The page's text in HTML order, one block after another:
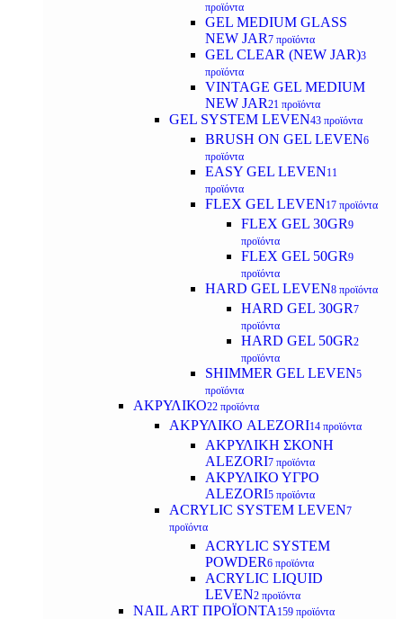
προϊόντα
GEL MEDIUM GLASS
NEW JAR7 προϊόντα
GEL CLEAR (NEW JAR)3
προϊόντα
VINTAGE GEL MEDIUM
NEW JAR21 προϊόντα
GEL SYSTEM LEVEN43 προϊόντα
BRUSH ON GEL LEVEN6
προϊόντα
EASY GEL LEVEN11
προϊόντα
FLEX GEL LEVEN17 προϊόντα
FLEX GEL 30GR9
προϊόντα
FLEX GEL 50GR9
προϊόντα
HARD GEL LEVEN8 προϊόντα
HARD GEL 30GR7
προϊόντα
HARD GEL 50GR2
προϊόντα
SHIMMER GEL LEVEN5
προϊόντα
ΑΚΡΥΛΙΚΟ22 προϊόντα
ΑΚΡΥΛΙΚΟ ALEZORI14 προϊόντα
ΑΚΡΥΛΙΚΗ ΣΚΟΝΗ
ALEZORI7 προϊόντα
ΑΚΡΥΛΙΚΟ ΥΓΡΟ
ALEZORI5 προϊόντα
ACRYLIC SYSTEM LEVEN7
προϊόντα
ACRYLIC SYSTEM
POWDER6 προϊόντα
ACRYLIC LIQUID
LEVEN2 προϊόντα
NAIL ART ΠΡΟΪΟΝΤΑ 159 προϊόντα